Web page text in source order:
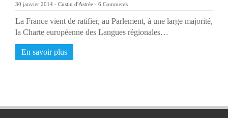
30 janvier 2014 - Custin d'Astrée - 6 Comments
La France vient de ratifier, au Parlement, à une large majorité,
la Charte européenne des Langues régionales…
En savoir plus